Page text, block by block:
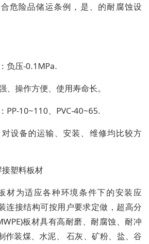
危险品储运条例，是、的耐腐蚀设
负压-0.1MPa.
、操作方便、使用寿命长。
PP-10~110、PVC-40~65.
设备的运输、安装、维修均比较方
塑料板材
材为适应各种环境条件下的安装应
连接结构可按用户要求定做，超高分
板材具有高耐磨、耐腐蚀、耐冲
作装煤、水泥、 石灰、矿粉、盐、谷